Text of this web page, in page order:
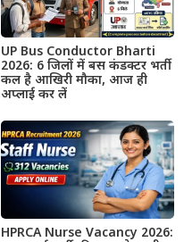
UP Bus Conductor Bharti
2026: 6 जिलों में बस कंडक्टर भर्ती
कल है आखिरी मौका, आज ही
अप्लाई कर लें
HPRCA Nurse Vacancy 2026: